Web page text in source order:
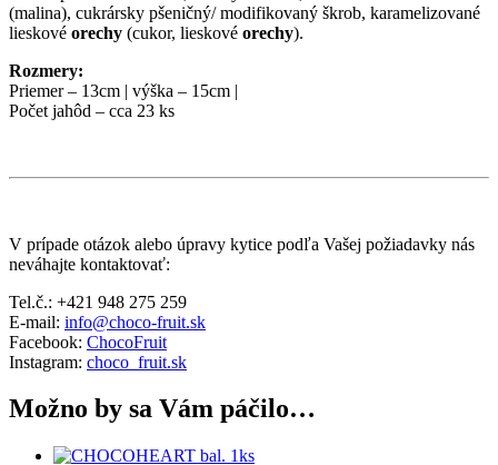
(malina), cukrársky pšeničný/ modifikovaný škrob, karamelizované
lieskové orechy (cukor, lieskové orechy).
Rozmery:
Priemer – 13cm | výška – 15cm |
Počet jahôd – cca 23 ks
V prípade otázok alebo úpravy kytice podľa Vašej požiadavky nás
neváhajte kontaktovať:
Tel.č.: +421 948 275 259
E-mail: info@choco-fruit.sk
Facebook: ChocoFruit
Instagram: choco_fruit.sk
Možno by sa Vám páčilo…